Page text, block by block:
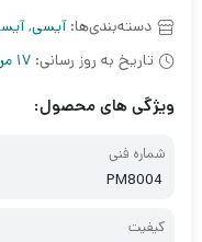
دسته‌بندی‌ها:آیسی,
تاریخ به روز رسانی: 17 مرداد 1405
ویژگی های محصول:
شماره فنی
PM8004
کیفیت